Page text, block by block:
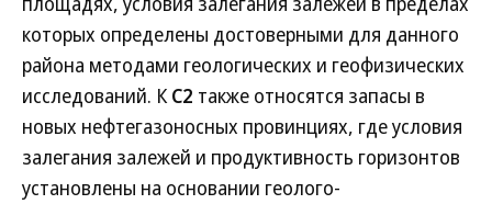
которых определены достоверными для данного
района методами геологических и геофизических
исследований. КС2 также относятся запасы в
новых нефтегазоносных провинциях, где условия
залегания залежей и продуктивность горизонтов
установлены на основании геолого-